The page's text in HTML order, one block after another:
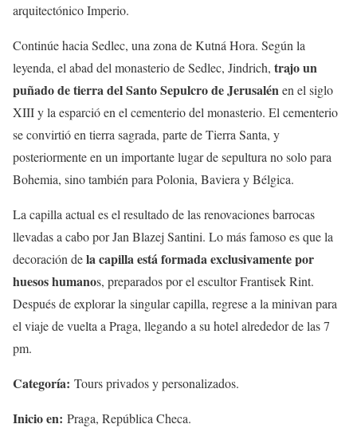
arquitectónico Imperio.
Continúe hacia Sedlec, una zona de Kutná Hora. Según la
leyenda, el abad del monasterio de Sedlec, Jindrich, trajo un
puñado de tierra del Santo Sepulcro de Jerusalénen el siglo
XIII y la esparció en el cementerio del monasterio. El cementerio
se convirtió en tierra sagrada, parte de Tierra Santa, y
posteriormente en un importante lugar de sepultura no solo para
Bohemia, sino también para Polonia, Baviera y Bélgica.
La capilla actual es el resultado de las renovaciones barrocas
llevadas a cabo por Jan Blazej Santini. Lo más famoso es que la
decoración dela capilla está formada exclusivamente por
huesos humanos, preparados por el escultor Frantisek Rint.
Después de explorar la singular capilla, regrese a la minivan para
el viaje de vuelta a Praga, llegando a su hotel alrededor de las 7
pm.
Categoría: Tours privados y personalizados.
Inicio en: Praga, República Checa.